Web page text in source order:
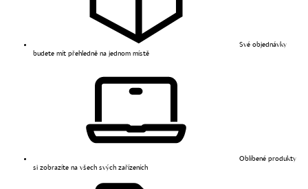
Své objednávky
budete mít přehledně na jednom místě
Oblíbené produkty
si zobrazíte na všech svých zařízeních